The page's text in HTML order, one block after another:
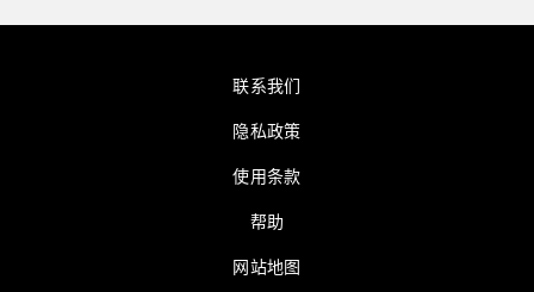
联系我们
隐私政策
使用条款
帮助
网站地图